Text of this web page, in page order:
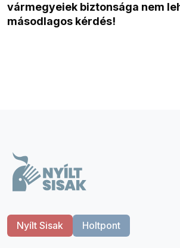
vármegyeiek biztonsága nem
másodlagos kérdés!
Nyílt Sisak Holtpont